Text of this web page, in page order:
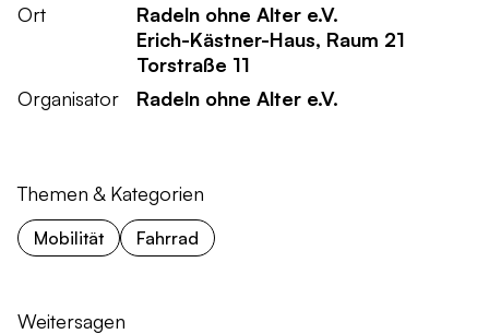
Ort
Radeln ohne Alter e.V.
Erich-Kästner-Haus, Raum 21
Torstraße 11
Organisator
Radeln ohne Alter e.V.
Themen & Kategorien
Mobilität Fahrrad
Weitersagen